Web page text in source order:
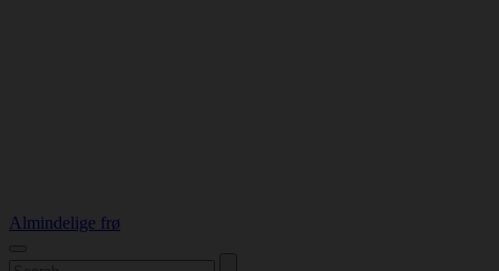
Almindelige frø